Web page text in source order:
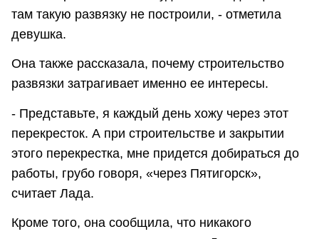
там такую развязку не построили, - отметила
девушка.
Она также рассказала, почему строительство
развязки затрагивает именно ее интересы.
- Представьте, я каждый день хожу через этот
перекресток. А при строительстве и закрытии
этого перекрестка, мне придется добираться до
работы, грубо говоря, «через Пятигорск»,
считает Лада.
Кроме того, она сообщила, что никакого